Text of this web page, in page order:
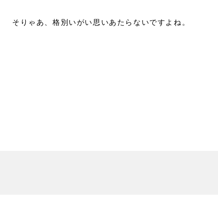
そりゃあ、格別いがい思いあたらないですよね。